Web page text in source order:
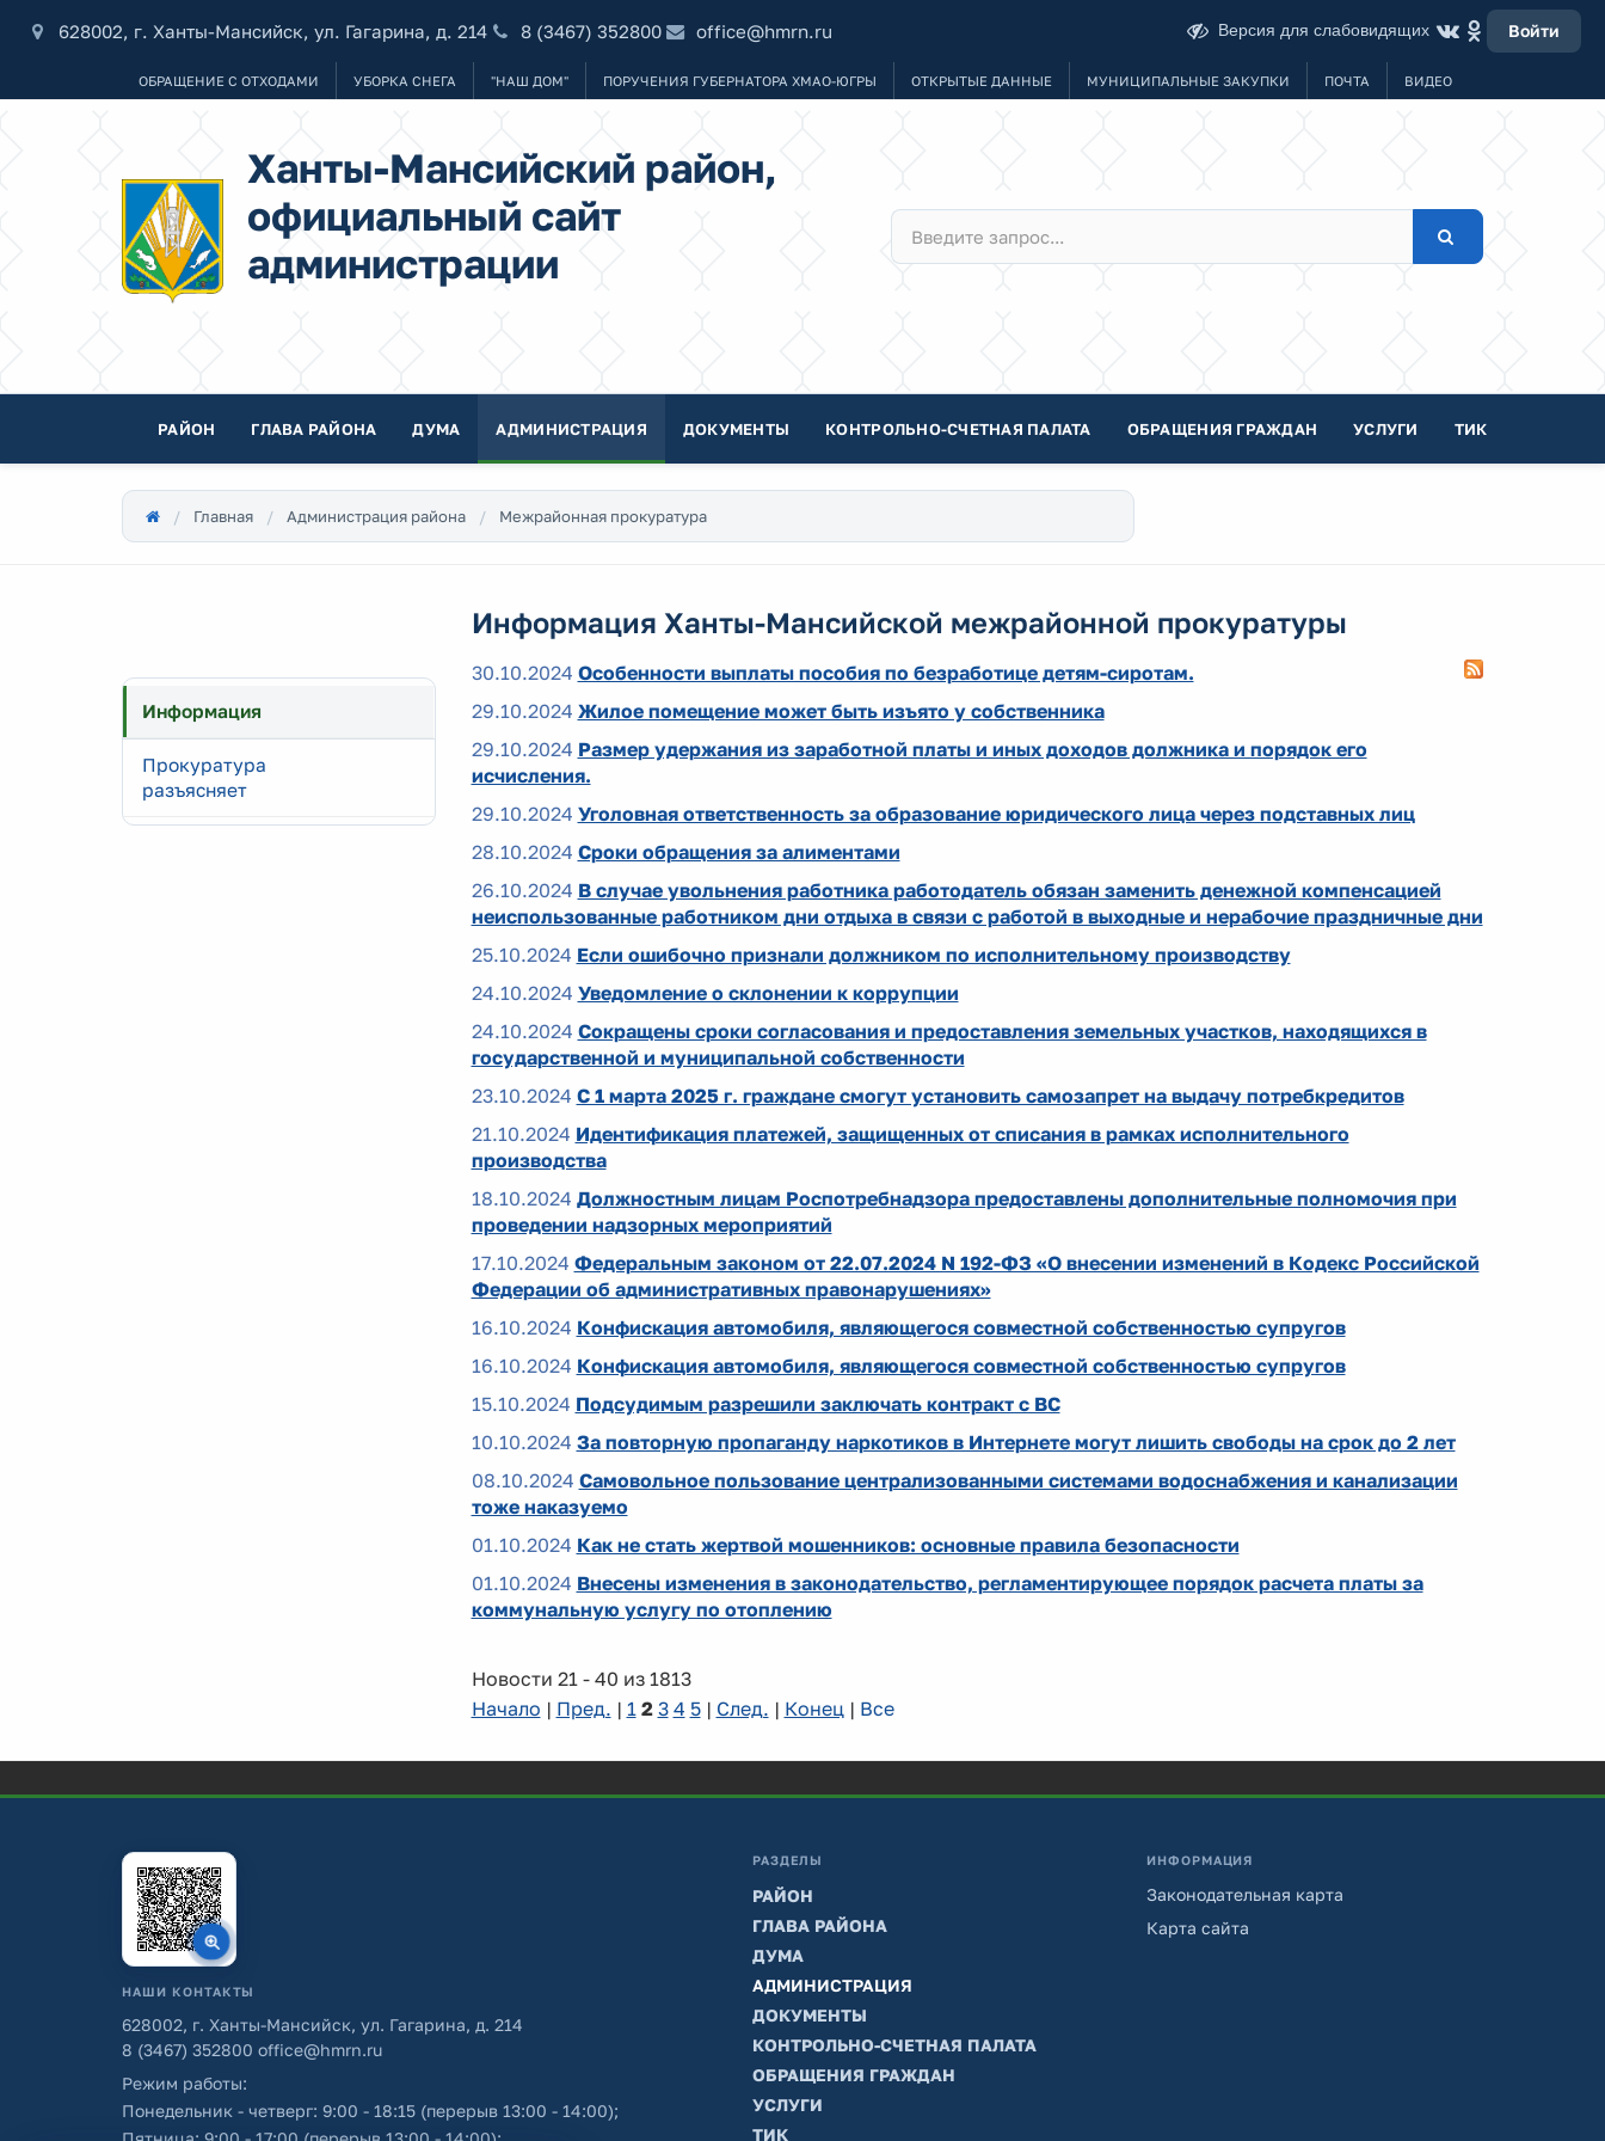
628002, г. Ханты-Мансийск, ул. Гагарина, д. 214 8 (3467) 352800 office@hmrn.ru Версия для слабовидящих Войти
ОБРАЩЕНИЕ С ОТХОДАМИ УБОРКА СНЕГА "НАШ ДОМ" ПОРУЧЕНИЯ ГУБЕРНАТОРА ХМАО-ЮГРЫ ОТКРЫТЫЕ ДАННЫЕ МУНИЦИПАЛЬНЫЕ ЗАКУПКИ ПОЧТА ВИДЕО
Ханты-Мансийский район,
официальный сайт
администрации
РАЙОН ГЛАВА РАЙОНА ДУМА АДМИНИСТРАЦИЯ ДОКУМЕНТЫ КОНТРОЛЬНО-СЧЕТНАЯ ПАЛАТА ОБРАЩЕНИЯ ГРАЖДАН УСЛУГИ ТИК
Главная Администрация района Межрайонная прокуратура
Информация
Прокуратура
разъясняет
Информация Ханты-Мансийской межрайонной прокуратуры
30.10.2024 Особенности выплаты пособия по безработице детям-сиротам.
29.10.2024 Жилое помещение может быть изъято у собственника
29.10.2024 Размер удержания из заработной платы и иных доходов должника и порядок его
исчисления.
29.10.2024 Уголовная ответственность за образование юридического лица через подставных лиц
28.10.2024 Сроки обращения за алиментами
26.10.2024 В случае увольнения работника работодатель обязан заменить денежной компенсацией
неиспользованные работником дни отдыха в связи с работой в выходные и нерабочие праздничные дни
25.10.2024 Если ошибочно признали должником по исполнительному производству
24.10.2024 Уведомление о склонении к коррупции
24.10.2024 Сокращены сроки согласования и предоставления земельных участков, находящихся в
государственной и муниципальной собственности
23.10.2024 С 1 марта 2025 г. граждане смогут установить самозапрет на выдачу потребкредитов
21.10.2024 Идентификация платежей, защищенных от списания в рамках исполнительного
производства
18.10.2024 Должностным лицам Роспотребнадзора предоставлены дополнительные полномочия при
проведении надзорных мероприятий
17.10.2024 Федеральным законом от 22.07.2024 N 192-ФЗ «О внесении изменений в Кодекс Российской
Федерации об административных правонарушениях»
16.10.2024 Конфискация автомобиля, являющегося совместной собственностью супругов
16.10.2024 Конфискация автомобиля, являющегося совместной собственностью супругов
15.10.2024 Подсудимым разрешили заключать контракт с ВС
10.10.2024 За повторную пропаганду наркотиков в Интернете могут лишить свободы на срок до 2 лет
08.10.2024 Самовольное пользование централизованными системами водоснабжения и канализации
тоже наказуемо
01.10.2024 Как не стать жертвой мошенников: основные правила безопасности
01.10.2024 Внесены изменения в законодательство, регламентирующее порядок расчета платы за
коммунальную услугу по отоплению
Новости 21 - 40 из 1813
Начало | Пред. | 1 2 3 4 5| След. | Конец | Все
НАШИ КОНТАКТЫ
628002, г. Ханты-Мансийск, ул. Гагарина, д. 214
8 (3467) 352800 office@hmrn.ru
Режим работы:
Понедельник - четверг: 9:00 - 18:15 (перерыв 13:00 - 14:00);
РАЗДЕЛЫ
РАЙОН
ГЛАВА РАЙОНА
ДУМА
АДМИНИСТРАЦИЯ
ДОКУМЕНТЫ
КОНТРОЛЬНО-СЧЕТНАЯ ПАЛАТА
ОБРАЩЕНИЯ ГРАЖДАН
УСЛУГИ
ТИК
ИНФОРМАЦИЯ
Законодательная карта
Карта сайта